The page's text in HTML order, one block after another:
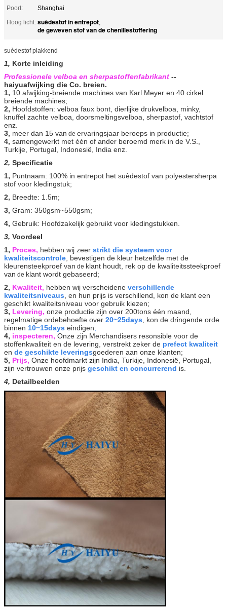
Poort:
Shanghai
Hoog licht: suèdestof in entrepot,
de geweven stof van de chenillestoffering
suèdestof plakkend
1, Korte inleiding
Professionele velboa en sherpastoffenfabrikant --
haiyuafwijking die Co. breien.
1, 10 afwijking-breiende machines van Karl Meyer en 40 cirkel
breiende machines;
2, Hoofdstoffen: velboa faux bont, dierlijke drukvelboa, minky,
knuffel zachte velboa, doorsmeltingsvelboa, sherpastof, vachtstof
enz.
3, meer dan 15 van de ervaringsjaar beroeps in productie;
4, samengewerkt met één of ander beroemd merk in de V.S.,
Turkije, Portugal, Indonesië, India enz.
2, Specificatie
1, Puntnaam: 100% in entrepot het suèdestof van polyestersherpa
stof voor kledingstuk;
2, Breedte: 1.5m;
3, Gram: 350gsm~550gsm;
4, Gebruik: Hoofdzakelijk gebruikt voor kledingstukken.
3, Voordeel
1, Proces, hebben wij zeer strikt die systeem voor
kwaliteitscontrole , bevestigen de kleur hetzelfde met de
kleurensteekproef van de klant houdt, rek op de kwaliteitssteekproef
van de klant wordt gebaseerd;
2, Kwaliteit, hebben wij verscheidene verschillende
kwaliteitsniveaus , en hun prijs is verschillend, kon de klant een
geschikt kwaliteitsniveau voor gebruik kiezen;
3, Levering, onze productie zijn over 200tons één maand,
regelmatige ordebehoefte over 20~25days , kon de dringende orde
binnen 10~15days eindigen;
4, inspecteren, Onze zijn Merchandisers resonsible voor de
stoffenkwaliteit en de levering, verstrekt zeker de prefect kwaliteit
en de geschikte leveringsgoederen aan onze klanten;
5, Prijs, Onze hoofdmarkt zijn India, Turkije, Indonesië, Portugal,
zijn vertrouwen onze prijs geschikt en concurrerend is.
4, Detailbeelden